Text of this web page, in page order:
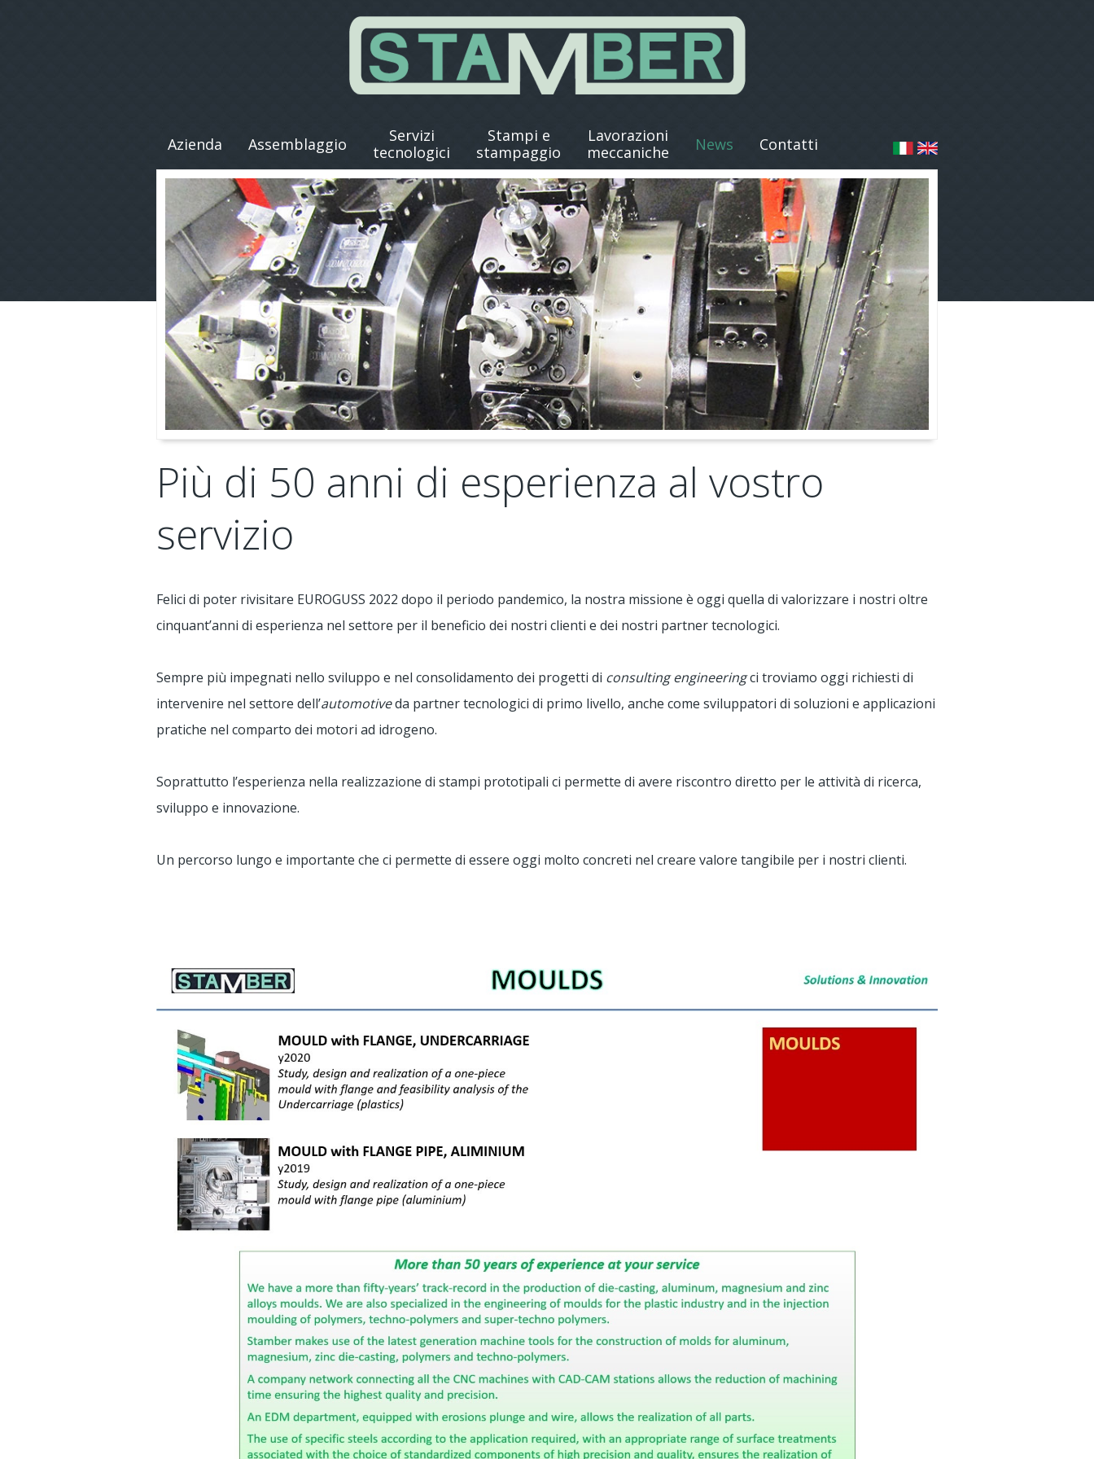
Azienda Assemblaggio
Servizi
tecnologici
Stampi e
stampaggio
Lavorazioni
meccaniche
News Contatti
Più di 50 anni di esperienza al vostro
servizio
Felici di poter rivisitare EUROGUSS 2022 dopo il periodo pandemico, la nostra missione è oggi quella di valorizzare i nostri oltre
cinquant’anni di esperienza nel settore per il beneficio dei nostri clienti e dei nostri partner tecnologici.
Sempre più impegnati nello sviluppo e nel consolidamento dei progetti di consulting engineeringci troviamo oggi richiesti di
intervenire nel settore dell’automotiveda partner tecnologici di primo livello, anche come sviluppatori di soluzioni e applicazioni
pratiche nel comparto dei motori ad idrogeno.
Soprattutto l’esperienza nella realizzazione di stampi prototipali ci permette di avere riscontro diretto per le attività di ricerca,
sviluppo e innovazione.
Un percorso lungo e importante che ci permette di essere oggi molto concreti nel creare valore tangibile per i nostri clienti.